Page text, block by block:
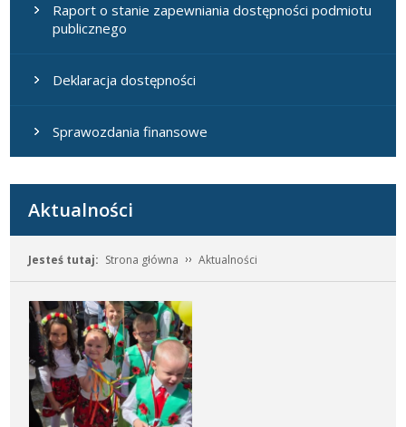
Raport o stanie zapewniania dostępności podmiotu
publicznego
Deklaracja dostępności
Sprawozdania finansowe
Aktualności
Jesteś tutaj: Strona główna Aktualności